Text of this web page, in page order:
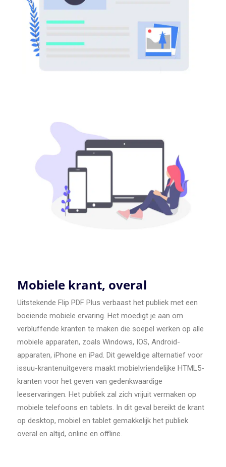
Mobiele krant, overal
Uitstekende Flip PDF Plus verbaast het publiek met een
boeiende mobiele ervaring. Het moedigt je aan om
verbluffende kranten te maken die soepel werken op alle
mobiele apparaten, zoals Windows, IOS, Android-
apparaten, iPhone en iPad. Dit geweldige alternatief voor
issuu-krantenuitgevers maakt mobielvriendelijke HTML5-
kranten voor het geven van gedenkwaardige
leeservaringen. Het publiek zal zich vrijuit vermaken op
mobiele telefoons en tablets. In dit geval bereikt de krant
op desktop, mobiel en tablet gemakkelijk het publiek
overal en altijd, online en offline.